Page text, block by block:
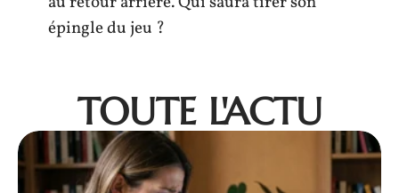
épingle du jeu ?
TOUTE L'ACTU